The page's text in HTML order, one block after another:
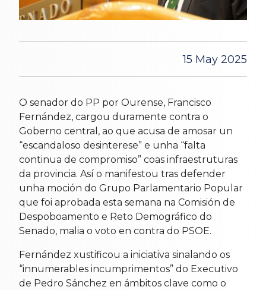
15 May 2025
O senador do PP por Ourense, Francisco
Fernández, cargou duramente contra o
Goberno central, ao que acusa de amosar un
“escandaloso desinterese” e unha “falta
continua de compromiso” coas infraestruturas
da provincia. Así o manifestou tras defender
unha moción do Grupo Parlamentario Popular
que foi aprobada esta semana na Comisión de
Despoboamento e Reto Demográfico do
Senado, malia o voto en contra do PSOE.
Fernández xustificou a iniciativa sinalando os
“innumerables incumprimentos” do Executivo
de Pedro Sánchez en ámbitos clave como o